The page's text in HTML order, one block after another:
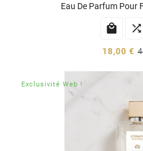
Eau De Parfum Pour
 
18,00 €
Exclusivité Web !